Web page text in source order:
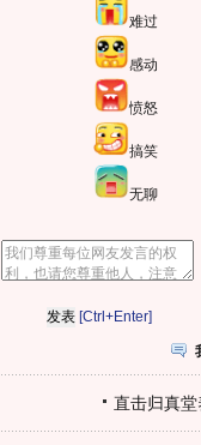
难过
感动
愤怒
搞笑
无聊
[Ctrl+Enter]
直击归真